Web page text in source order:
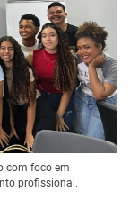
com foco em
profissional.